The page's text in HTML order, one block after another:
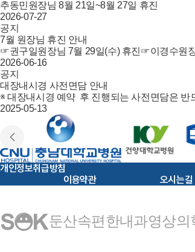
추동민원장님 8월 21일~8월 27일 휴진
2026-07-27
공지
7월 원장님 휴진 안내
☞권구일원장님 7월 29일(수) 휴진☞이경수원
2026-06-16
공지
대장내시경 사전면담 안내
※ 대장내시경 예약 후 진행되는 사전면담은 반
2025-05-13
개인정보취급방침
이용약관
오시는길
둔산속편한내과영상의